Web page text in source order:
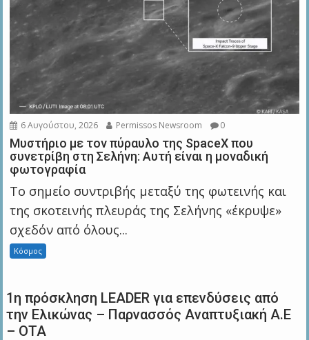
6 Αυγούστου, 2026 Permissos Newsroom 0
Μυστήριο με τον πύραυλο της SpaceX που
συνετρίβη στη Σελήνη: Αυτή είναι η μοναδική
φωτογραφία
Το σημείο συντριβής μεταξύ της φωτεινής και
της σκοτεινής πλευράς της Σελήνης «έκρυψε»
σχεδόν από όλους...
Κόσμος
1η πρόσκληση LEADER για επενδύσεις από
την Ελικώνας – Παρνασσός Αναπτυξιακή Α.Ε
– ΟΤΑ